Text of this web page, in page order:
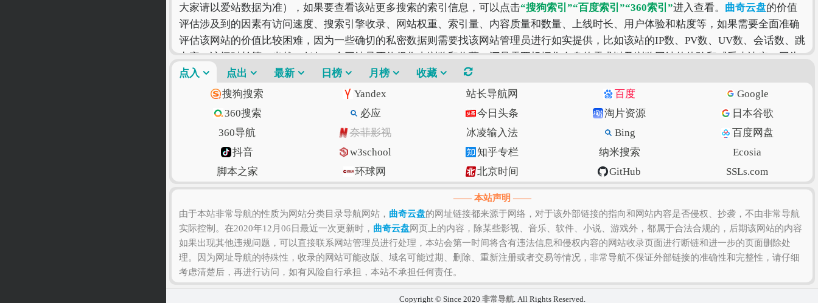
大家请以爱站数据为准），如果要查看该站更多搜索的索引信息，可以点击“搜狗索引”“百度索引”“360索引”进入查看。 曲奇云盘的价值
评估涉及到的因素有访问速度、搜索引擎收录、网站权重、索引量、内容质量和数量、上线时长、用户体验和粘度等，如果需要全面准确
评估该网站的价值比较困难，因为一些确切的私密数据则需要找该网站管理员进行如实提供，比如该站的IP数、PV数、UV数、会话数、跳
出率、访问时长等！当然，任何一个网站是否值得您去浏览和收藏，还是需要根据您自身的需求以及浏览网站的体验和感受来决定，因为
只有符合您自己的网站才是最好的。
点入 点出 最新 日榜 月榜
收藏
搜狗搜索
Yandex 站长导航网 百度
Google
360搜索
必应 今日头条 淘片资源
日本谷歌
360导航
奈菲影视 冰凌输入法 Bing
百度网盘
抖音
w3school 知乎专栏 纳米搜索
Ecosia
脚本之家
环球网 北京时间 GitHub
SSLs.com
语文迷
Gitee码云 CSDN博客 虎扑篮球 美得云
—— 本站声明 ——
由于本站非常导航的性质为网站分类目录导航网站， 曲奇云盘的网址链接都来源于网络，对于该外部链接的指向和网站内容是否侵权、抄袭，不由非常导航
实际控制。在2020年12月06日最近一次更新时， 曲奇云盘网页上的内容，除某些影视、音乐、软件、小说、游戏外，都属于合法合规的，后期该网站的内容
如果出现其他违规问题，可以直接联系网站管理员进行处理，本站会第一时间将含有违法信息和侵权内容的网站收录页面进行断链和进一步的页面删除处
理。因为网址导航的特殊性，收录的网站可能改版、域名可能过期、删除、重新注册或者交易等情况，非常导航不保证外部链接的准确性和完整性，请仔细
考虑清楚后，再进行访问，如有风险自行承担，本站不承担任何责任。
Copyright © Since 2020 非常导航. All Rights Reserved.